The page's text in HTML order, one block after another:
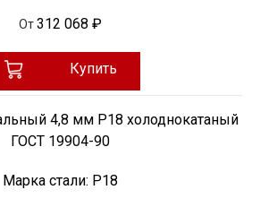
От 312 068 ₽
Купить
4,8 мм Р18 холоднокатаный
ГОСТ 19904-90
Марка стали: Р18